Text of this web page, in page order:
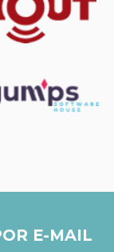
E-MAIL